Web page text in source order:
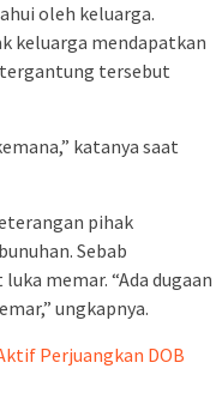
oleh keluarga.
keluarga mendapatkan
tersebut
katanya saat
pihak
Sebab
memar. “Ada dugaan
ungkapnya.
Perjuangkan DOB